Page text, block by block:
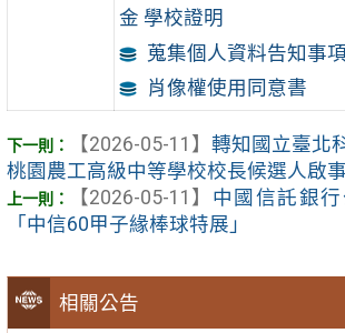
相關公告
金 學校證明
蒐集個人資料告知事
肖像權使用同意書
【2026-05-11】 轉知國立臺北
桃園農工高級中等學校校長候選人啟事
【2026-05-11】
中國信託銀
「中信60甲子緣棒球特展」